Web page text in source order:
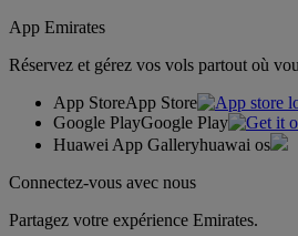
App Emirates
Réservez et gérez vos vols partout où
App StoreApp Store
Google PlayGoogle Play
Huawei App Galleryhuawai os
Connectez-vous avec nous
Partagez votre expérience Emirates.